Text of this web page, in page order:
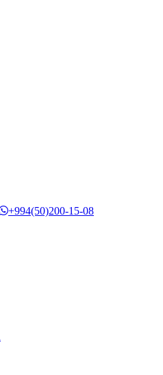
+994(50)200-15-08